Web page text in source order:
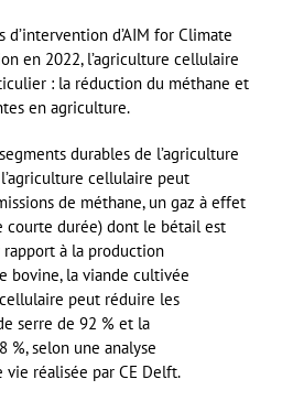
d’intervention d’AIM for Climate
en 2022, l’agriculture cellulaire
: la réduction du méthane et
en agriculture.
durables de l’agriculture
cellulaire peut
de méthane, un gaz à effet
courte durée) dont le bétail est
rapport à la production
bovine, la viande cultivée
peut réduire les
serre de 92 % et la
%, selon une analyse
réalisée par CE Delft.